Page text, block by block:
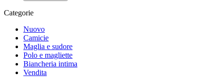
Categorie
Nuovo
Camicie
Maglia e sudore
Polo e magliette
Biancheria intima
Vendita